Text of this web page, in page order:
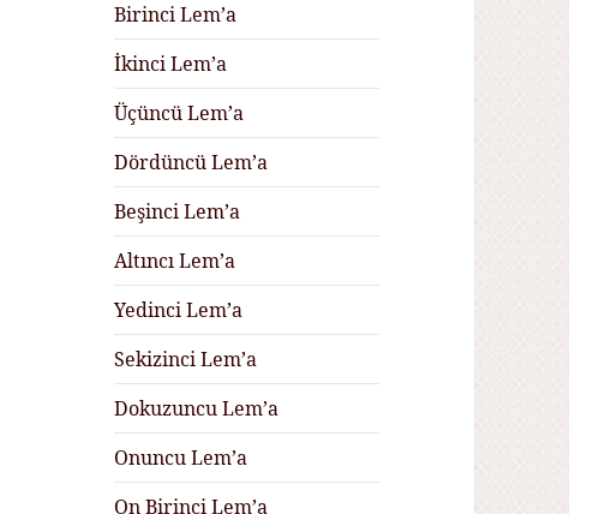
Birinci Lem’a
İkinci Lem’a
Üçüncü Lem’a
Dördüncü Lem’a
Beşinci Lem’a
Altıncı Lem’a
Yedinci Lem’a
Sekizinci Lem’a
Dokuzuncu Lem’a
Onuncu Lem’a
On Birinci Lem’a